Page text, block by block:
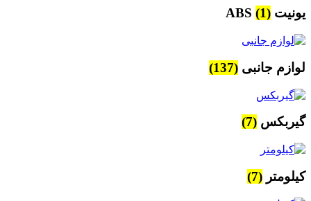
یونیت ABS (1)
لوازم جانبی (137)
گیربکس (7)
کیلومتر (7)